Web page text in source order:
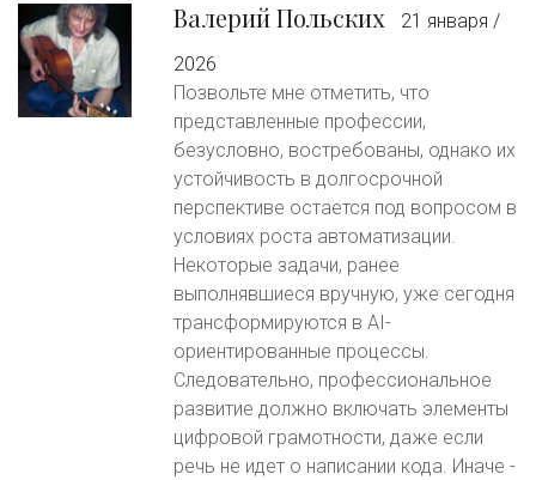
Валерий Польских
21 января /
2026
Позвольте мне отметить, что
представленные профессии,
безусловно, востребованы, однако их
устойчивость в долгосрочной
перспективе остается под вопросом в
условиях роста автоматизации.
Некоторые задачи, ранее
выполнявшиеся вручную, уже сегодня
трансформируются в AI-
ориентированные процессы.
Следовательно, профессиональное
развитие должно включать элементы
цифровой грамотности, даже если
речь не идет о написании кода. Иначе -